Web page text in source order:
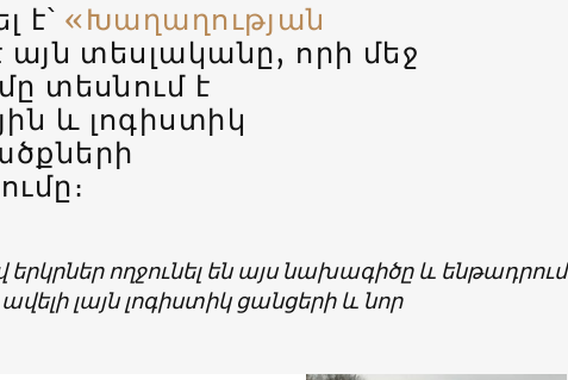
է՝ «Խաղաղության
այն տեսլականը, որի մեջ
տեսնում է
և լոգիստիկ
ողջունել են այս նախագիծը և ենթադրում
լայն լոգիստիկ ցանցերի և նոր